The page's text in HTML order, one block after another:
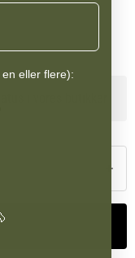
eller flere):